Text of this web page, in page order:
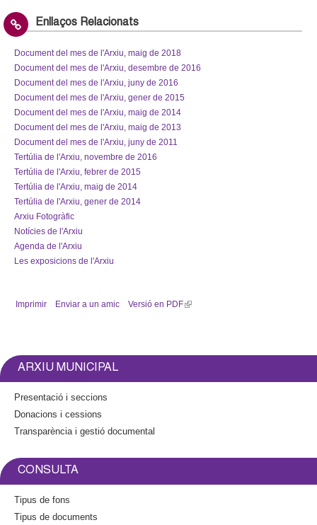
Enllaços Relacionats
Document del mes de l'Arxiu, maig de 2018
Document del mes de l'Arxiu, desembre de 2016
Document del mes de l'Arxiu, juny de 2016
Document del mes de l'Arxiu, gener de 2015
Document del mes de l'Arxiu, maig de 2014
Document del mes de l'Arxiu, maig de 2013
Document del mes de l'Arxiu, juny de 2011
Tertúlia de l'Arxiu, novembre de 2016
Tertúlia de l'Arxiu, febrer de 2015
Tertúlia de l'Arxiu, maig de 2014
Tertúlia de l'Arxiu, gener de 2014
Arxiu Fotogràfic
Notícies de l'Arxiu
Agenda de l'Arxiu
Les exposicions de l'Arxiu
Imprimir Enviar a un amic Versió en PDF(
n
ARXIU MUNICIPAL
Presentació i seccions
Donacions i cessions
Transparència i gestió documental
CONSULTA
Tipus de fons
Tipus de documents